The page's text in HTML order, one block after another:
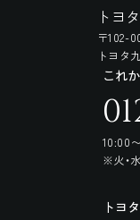
トヨ
〒102-
トヨタ
これ
10:00
※火・
トヨ